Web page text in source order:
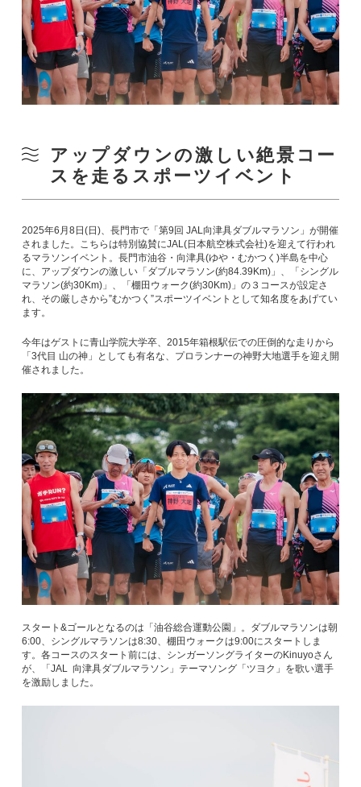
アップダウンの激しい絶景コー
スを走るスポーツイベント
2025年6月8日(日)、長門市で「第9回 JAL向津具ダブルマラソン」が開催
されました。こちらは特別協賛にJAL(日本航空株式会社)を迎えて行われ
るマラソンイベント。長門市油谷・向津具(ゆや・むかつく)半島を中心
に、アップダウンの激しい「ダブルマラソン(約84.39Km)」、「シングル
マラソン(約30Km)」、「棚田ウォーク(約30Km)」の３コースが設定さ
れ、その厳しさから”むかつく”スポーツイベントとして知名度をあげてい
ます。
今年はゲストに青山学院大学卒、2015年箱根駅伝での圧倒的な走りから
「3代目 山の神」としても有名な、プロランナーの神野大地選手を迎え開
催されました。
スタート&ゴールとなるのは「油谷総合運動公園」。ダブルマラソンは朝
6:00、シングルマラソンは8:30、棚田ウォークは9:00にスタートしま
す。各コースのスタート前には、シンガーソングライターのKinuyoさん
が、「JAL 向津具ダブルマラソン」テーマソング「ツヨク」を歌い選手
を激励しました。